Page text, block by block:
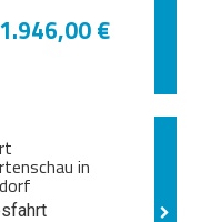
1.946,00 €
in